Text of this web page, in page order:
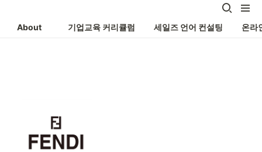
About 기업교육 커리큘럼 세일즈 언어 컨설팅 온라